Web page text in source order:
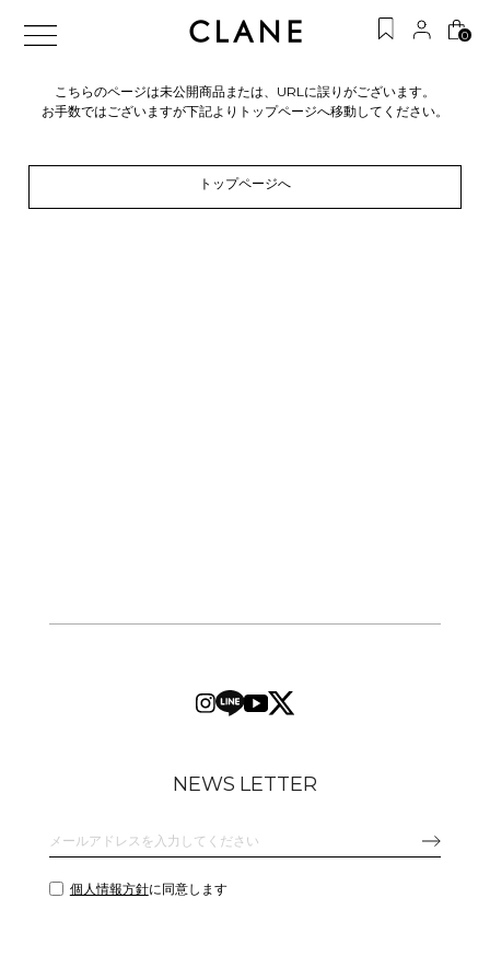
0
こちらのページは未公開商品または、URLに誤りがございます。
お手数ではございますが下記よりトップページへ移動してください。
トップページへ
NEWS LETTER
個人情報方針に同意します